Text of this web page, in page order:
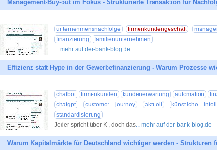
Management-Buy-out im Fokus - Strukturierte Transaktion für
unternehmensnachfolge firmenkundengeschäft
finanzierung
familienunternehmen
... mehr auf der-bank-blog.de
Effizienz statt Hype in der Gewerbefinanzierung - Warum Prozesse
chatbot firmenkunden kundenerwartung automation
chatgpt
customer journey aktuell
künstliche
standardisierung
Jeder spricht über KI, doch das... mehr auf der-bank-blog.de
Warum Kapitalmärkte für Deutschland wichtiger werden - Strukturen